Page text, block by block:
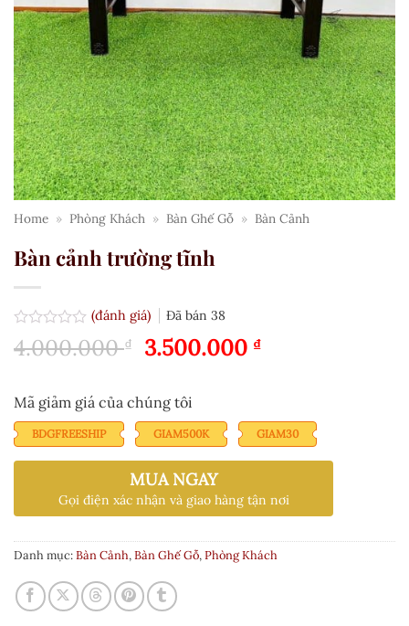
Home » Phòng Khách » Bàn Ghế Gỗ » Bàn Cảnh
Bàn cảnh trường tĩnh
Được
xếp
5
sao
(đánh giá) Đã bán 38
4.000.000₫ Giá
là:
4.000.000 ₫.
3.500.000 ₫Giá
3.500.000 ₫.
Mã giảm giá của chúng tôi
BDGFREESHIP GIAM500K GIAM30
MUA NGAY
Gọi điện xác nhận và giao hàng tận nơi
Danh mục:Bàn Cảnh,Bàn Ghế Gỗ,Phòng Khách